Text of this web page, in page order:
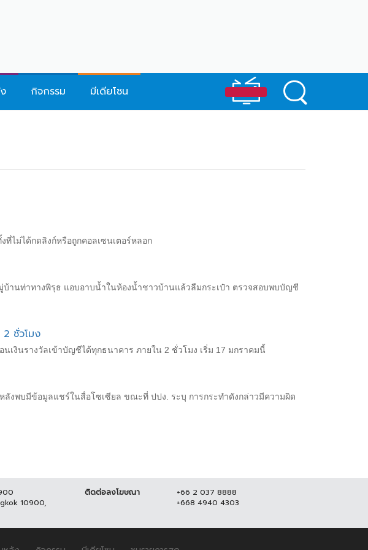
กิจกรรม มีเดียโซน
ไม่ได้กดลิงก์หรือถูกคอลเซนเตอร์หลอก
านท่าทางพิรุธ แอบอาบน้ำในห้องน้ำชาวบ้านแล้วลืมกระเป๋า ตรวจสอบพบบัญชี
2 ชั่วโมง
เงินรางวัลเข้าบัญชีได้ทุกธนาคาร ภายใน 2 ชั่วโมง เริ่ม 17 มกราคมนี้
งพบมีข้อมูลแชร์ในสื่อโซเซียล ขณะที่ ปปง. ระบุ การกระทำดังกล่าวมีความผิด
10900,
ติดต่อลงโฆษณา
+66 2 037 8888
+668 4940 4303